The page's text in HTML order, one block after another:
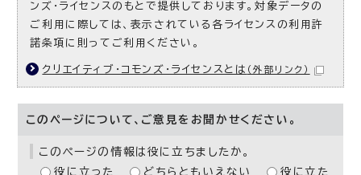
ンズ・ライセンスのもとで提供しております。対象データの
ご利用に際しては、表示されている各ライセンスの利用許
諾条項に則ってご利用ください。
クリエイティブ・コモンズ・ライセンスとは （外部リンク）
このページについて、ご意見をお聞かせください。
このページの情報は役に立ちましたか。
役に立った
どちらともいえない
役に立た